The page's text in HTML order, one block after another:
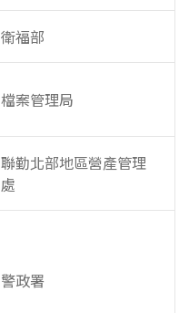
衛福部
檔案管理局
聯勤北部地區營產管理
處
警政署